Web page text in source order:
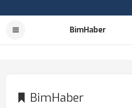
BimHaber
BimHaber